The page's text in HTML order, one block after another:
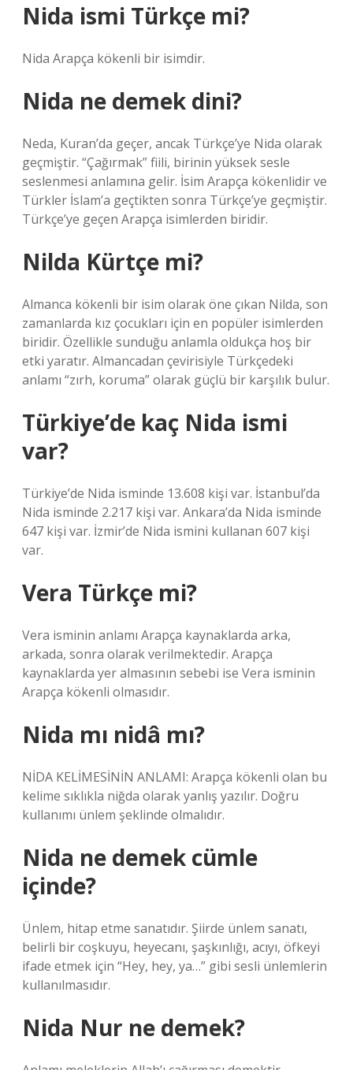
Nida ismi Türkçe mi?
Nida Arapça kökenli bir isimdir.
Nida ne demek dini?
Neda, Kuran’da geçer, ancak Türkçe’ye Nida olarak
geçmiştir. “Çağırmak” fiili, birinin yüksek sesle
seslenmesi anlamına gelir. İsim Arapça kökenlidir ve
Türkler İslam’a geçtikten sonra Türkçe’ye geçmiştir.
Türkçe’ye geçen Arapça isimlerden biridir.
Nilda Kürtçe mi?
Almanca kökenli bir isim olarak öne çıkan Nilda, son
zamanlarda kız çocukları için en popüler isimlerden
biridir. Özellikle sunduğu anlamla oldukça hoş bir
etki yaratır. Almancadan çevirisiyle Türkçedeki
anlamı “zırh, koruma” olarak güçlü bir karşılık bulur.
Türkiye’de kaç Nida ismi
var?
Türkiye’de Nida isminde 13.608 kişi var. İstanbul’da
Nida isminde 2.217 kişi var. Ankara’da Nida isminde
647 kişi var. İzmir’de Nida ismini kullanan 607 kişi
var.
Vera Türkçe mi?
Vera isminin anlamı Arapça kaynaklarda arka,
arkada, sonra olarak verilmektedir. Arapça
kaynaklarda yer almasının sebebi ise Vera isminin
Arapça kökenli olmasıdır.
Nida mı nidâ mı?
NİDA KELİMESİNİN ANLAMI: Arapça kökenli olan bu
kelime sıklıkla niğda olarak yanlış yazılır. Doğru
kullanımı ünlem şeklinde olmalıdır.
Nida ne demek cümle
içinde?
Ünlem, hitap etme sanatıdır. Şiirde ünlem sanatı,
belirli bir coşkuyu, heyecanı, şaşkınlığı, acıyı, öfkeyi
ifade etmek için “Hey, hey, ya…” gibi sesli ünlemlerin
kullanılmasıdır.
Nida Nur ne demek?